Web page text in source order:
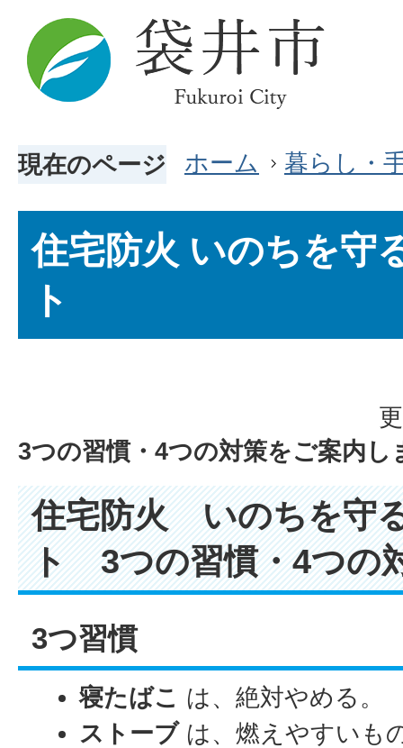
現在のページ ホーム 暮らし・
住宅防火 いのちを守
ト
3つの習慣・4つの対策をご案内し
住宅防火 いのちを守
ト 3つの習慣・4つ
3つ習慣
寝たばこ は、絶対やめる。
ストーブは、燃えやすいも